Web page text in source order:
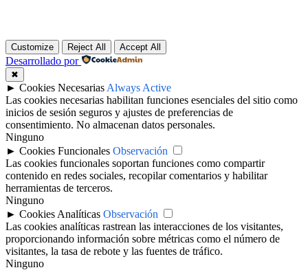
Customize Reject All Accept All
Desarrollado por
✖
► Cookies Necesarias Always Active
Las cookies necesarias habilitan funciones esenciales del sitio como
inicios de sesión seguros y ajustes de preferencias de
consentimiento. No almacenan datos personales.
Ninguno
► Cookies Funcionales Observación
Las cookies funcionales soportan funciones como compartir
contenido en redes sociales, recopilar comentarios y habilitar
herramientas de terceros.
Ninguno
► Cookies Analíticas Observación
Las cookies analíticas rastrean las interacciones de los visitantes,
proporcionando información sobre métricas como el número de
visitantes, la tasa de rebote y las fuentes de tráfico.
Ninguno